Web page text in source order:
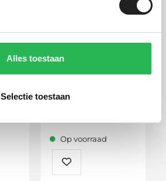
Alles toestaan
Selectie toestaan
539,00
Op voorraad